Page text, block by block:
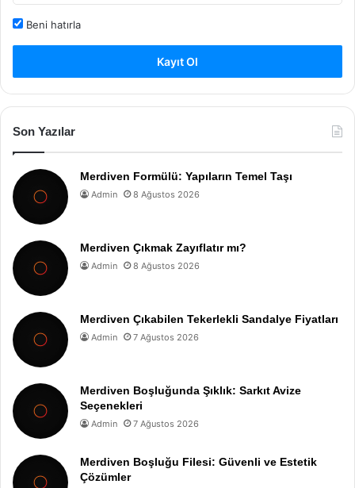
Beni hatırla
Kayıt Ol
Son Yazılar
Merdiven Formülü: Yapıların Temel Taşı
Admin 8 Ağustos 2026
Merdiven Çıkmak Zayıflatır mı?
Admin 8 Ağustos 2026
Merdiven Çıkabilen Tekerlekli Sandalye Fiyatları
Admin 7 Ağustos 2026
Merdiven Boşluğunda Şıklık: Sarkıt Avize
Seçenekleri
Admin 7 Ağustos 2026
Merdiven Boşluğu Filesi: Güvenli ve Estetik
Çözümler